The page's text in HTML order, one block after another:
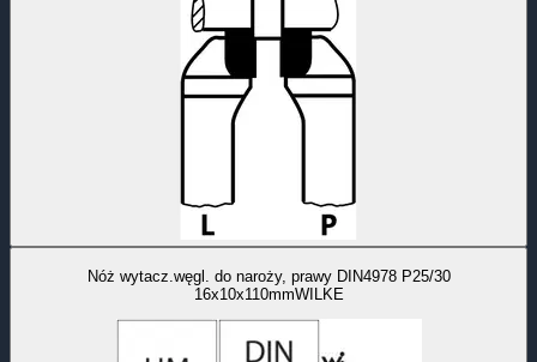
Nóż wytacz.węgl. do naroży, prawy DIN4978 P25/30
16x10x110mmWILKE